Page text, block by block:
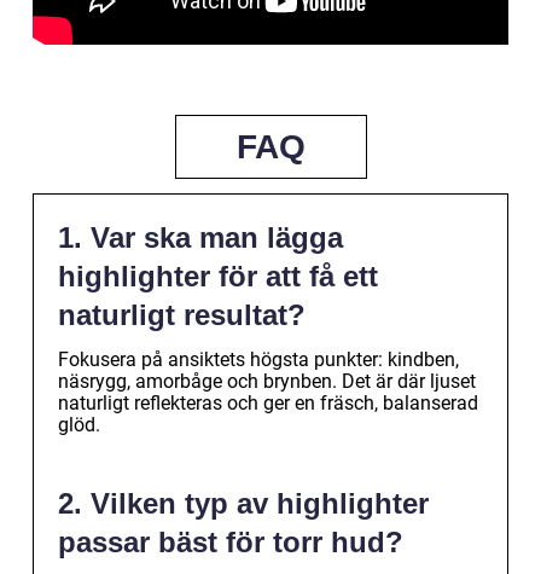
FAQ
1. Var ska man lägga
highlighter för att få ett
naturligt resultat?
Fokusera på ansiktets högsta punkter: kindben,
näsrygg, amorbåge och brynben. Det är där ljuset
naturligt reflekteras och ger en fräsch, balanserad
glöd.
2. Vilken typ av highlighter
passar bäst för torr hud?